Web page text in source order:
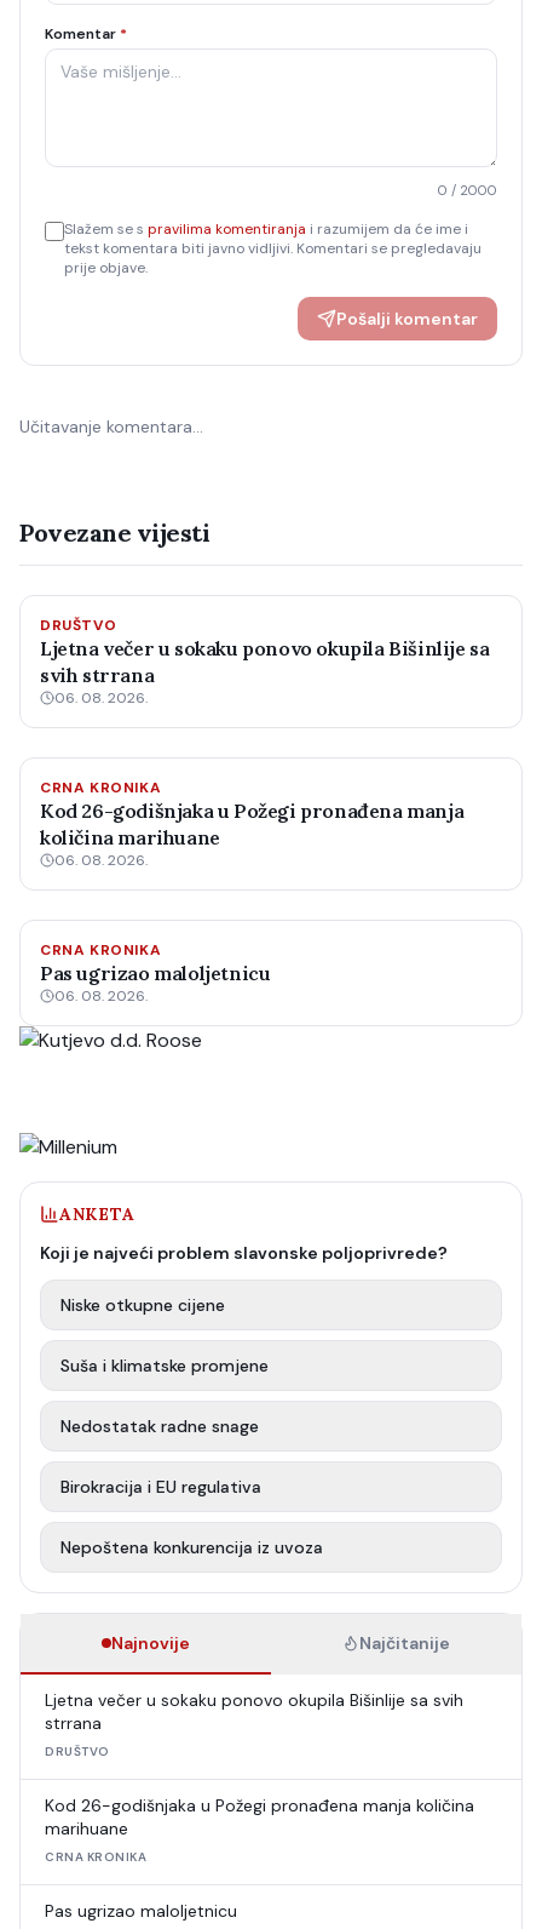
Komentar *
0 / 2000
Slažem se s pravilima komentiranja i razumijem da će ime i
tekst komentara biti javno vidljivi. Komentari se pregledavaju
prije objave.
Pošalji komentar
Učitavanje komentara…
Povezane vijesti
DRUŠTVO
Ljetna večer u sokaku ponovo okupila Bišinlije sa
svih strrana
06. 08. 2026.
CRNA KRONIKA
Kod 26-godišnjaka u Požegi pronađena manja
količina marihuane
06. 08. 2026.
CRNA KRONIKA
Pas ugrizao maloljetnicu
06. 08. 2026.
ANKETA
Koji je najveći problem slavonske poljoprivrede?
Niske otkupne cijene
Suša i klimatske promjene
Nedostatak radne snage
Birokracija i EU regulativa
Nepoštena konkurencija iz uvoza
Najnovije Najčitanije
Ljetna večer u sokaku ponovo okupila Bišinlije sa svih
strrana
DRUŠTVO
Kod 26-godišnjaka u Požegi pronađena manja količina
marihuane
CRNA KRONIKA
Pas ugrizao maloljetnicu